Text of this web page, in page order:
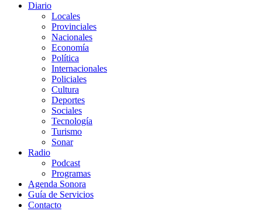
Diario
Locales
Provinciales
Nacionales
Economía
Política
Internacionales
Policiales
Cultura
Deportes
Sociales
Tecnología
Turismo
Sonar
Radio
Podcast
Programas
Agenda Sonora
Guía de Servicios
Contacto